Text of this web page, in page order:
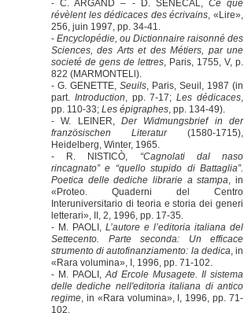
- C. ARGAND – - D. SENECAL, Ce que
révèlent les dédicaces des écrivains, «Lire»,
256, juin 1997, pp. 34-41.
- Encyclopédie, ou Dictionnaire raisonné des
Sciences, des Arts et des Métiers, par une
societé de gens de lettres, Paris, 1755, V, p.
822 (MARMONTELl).
- G. GENETTE, Seuils, Paris, Seuil, 1987 (in
part. Introduction, pp. 7-17; Les dédicaces,
pp. 110-33; Les épigraphes, pp. 134-49).
- W. LEINER, Der Widmungsbrief in der
französischen Literatur(1580-1715),
Heidelberg, Winter, 1965.
- R. NISTICÒ, “Cagnolati dal naso
rincagnato” e “quello stupido di Battaglia”.
Poetica delle dediche librarie a stampa, in
«Proteo. Quaderni del Centro
Interuniversitario di teoria e storia dei generi
letterari», II, 2, 1996, pp. 17-35.
- M. PAOLI, L’autore e l’editoria italiana del
Settecento. Parte seconda: Un efficace
strumento di autofinanziamento: la dedica, in
«Rara volumina», I, 1996, pp. 71-102.
- M. PAOLI,Ad Ercole Musagete. Il sistema
delle dediche nell'editoria italiana di antico
regime, in «Rara volumina», I, 1996, pp. 71-
102.